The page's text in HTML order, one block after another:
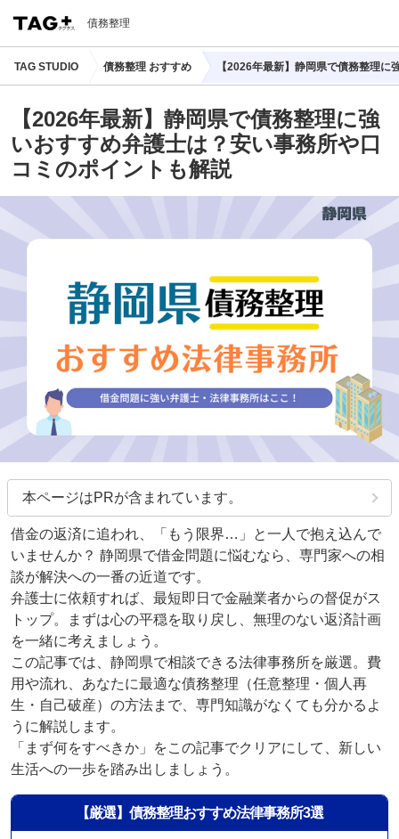
債務整理
TAG STUDIO 債務整理 おすすめ 【2026年最新】静岡県で債務整理
【2026年最新】静岡県で債務整理に強
いおすすめ弁護士は？安い事務所や口
コミのポイントも解説
本ページはPRが含まれています。
借金の返済に追われ、「もう限界…」と一人で抱え込んで
いませんか？ 静岡県で借金問題に悩むなら、専門家への相
談が解決への一番の近道です。
弁護士に依頼すれば、最短即日で金融業者からの督促がス
トップ。まずは心の平穏を取り戻し、無理のない返済計画
を一緒に考えましょう。
この記事では、静岡県で相談できる法律事務所を厳選。費
用や流れ、あなたに最適な債務整理（任意整理・個人再
生・自己破産）の方法まで、専門知識がなくても分かるよ
うに解説します。
「まず何をすべきか」をこの記事でクリアにして、新しい
生活への一歩を踏み出しましょう。
【厳選】債務整理おすすめ法律事務所3選